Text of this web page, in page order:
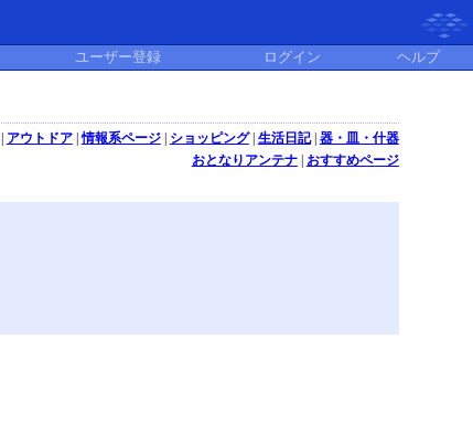
ユーザー登録 ログイン ヘルプ
アウトドア|情報系ページ| ショッピング| 生活日記| 器・皿・什器
おとなりアンテナ| おすすめページ